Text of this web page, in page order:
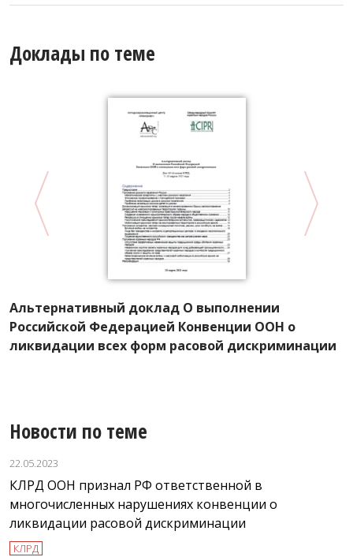
Доклады по теме
Альтернативный доклад О выполнении
Российской Федерацией Конвенции ООН о
ликвидации всех форм расовой дискриминации
Новости по теме
22.05.2023
КЛРД ООН признал РФ ответственной в
многочисленных нарушениях конвенции о
ликвидации расовой дискриминации
КЛРД